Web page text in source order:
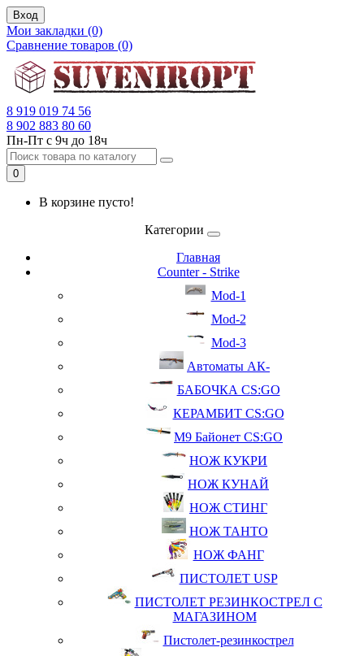
Вход
Мои закладки (0)
Сравнение товаров (0)
8 919 019 74 56
8 902 883 80 60
Пн-Пт с 9ч до 18ч
0
В корзине пусто!
Категории
Главная
Counter - Strike
Mod-1
Mod-2
Mod-3
Автоматы АК-
БАБОЧКА CS:GO
КЕРАМБИТ CS:GO
М9 Байонет CS:GO
НОЖ КУКРИ
НОЖ КУНАЙ
НОЖ СТИНГ
НОЖ ТАНТО
НОЖ ФАНГ
ПИСТОЛЕТ USP
ПИСТОЛЕТ РЕЗИНКОСТРЕЛ С
МАГАЗИНОМ
Пистолет-резинкострел